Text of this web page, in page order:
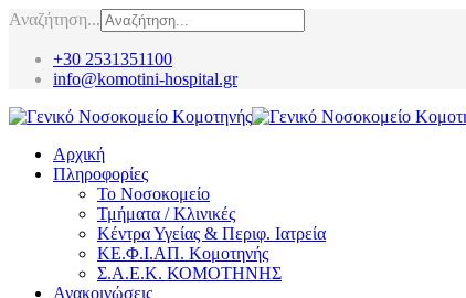
Αναζήτηση...
+30 2531351100
info@komotini-hospital.gr
Αρχική
Πληροφορίες
Το Νοσοκομείο
Τμήματα / Κλινικές
Κέντρα Υγείας & Περιφ. Ιατρεία
ΚΕ.Φ.Ι.ΑΠ. Κομοτηνής
Σ.Α.Ε.Κ. ΚΟΜΟΤΗΝΗΣ
Ανακοινώσεις